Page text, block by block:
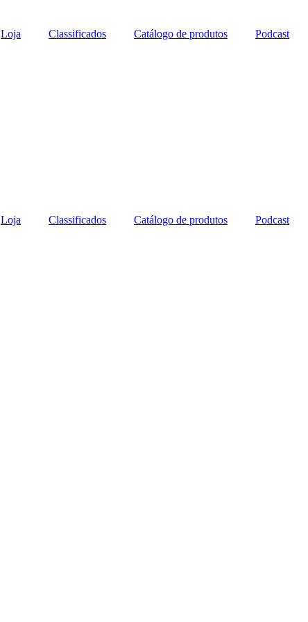
Loja Classificados Catálogo de produtos Podcast
Loja Classificados Catálogo de produtos Podcast